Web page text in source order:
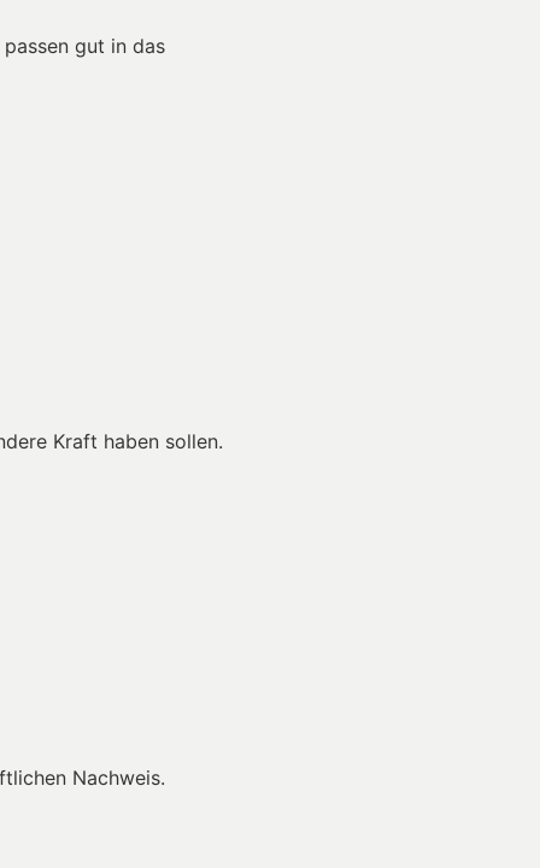
gut in das
Kraft haben sollen.
Nachweis.